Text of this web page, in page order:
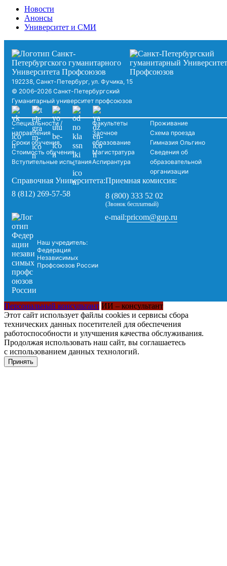
Новости
Анонсы
Университет и СМИ
192238, Санкт-Петербург, ул. Фучика, 15
© 2006–2026 Санкт-Петербургский
Гуманитарный университет профсоюзов
Специальности /
направления
Сроки обучения
Стоимость обучения
Вступительные испытания
Факультеты
Заочное
образование
Магистратура
Аспирантура
Проживание
Схема проезда
Гимназия Ольгино
Сведения об
образовательной
организации
Справочная Университета:
8 (812) 269-57-58
Приемная комиссия:
8 (800) 333 52 02
(Звонок бесплатный)
Наш учредитель:
Федерация
Независимых
Профсоюзов России
e-mail:pricom@gup.ru
Персональный консультант ИИ – консультант
Этот сайт использует файлы cookies и сервисы сбора
технических данных посетителей для обеспечения
работоспособности и улучшения качества обслуживания.
Продолжая использовать наш сайт, вы соглашаетесь
с использованием данных технологий.
Принять